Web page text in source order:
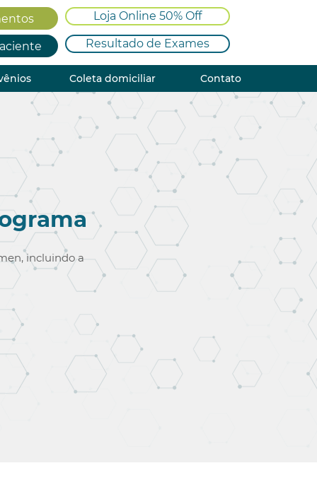
Loja Online 50% Off
Resultado de Exames
Coleta domiciliar Contato
incluindo a